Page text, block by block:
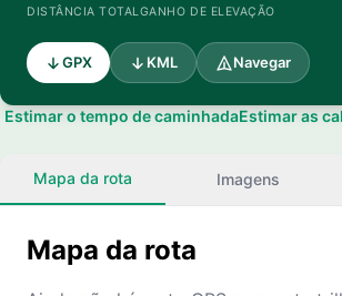
DISTÂNCIA TOTALGANHO DE ELEVAÇÃO
GPX KML Navegar
Estimar o tempo de caminhadaEstimar as
Mapa da rota Imagens
Mapa da rota